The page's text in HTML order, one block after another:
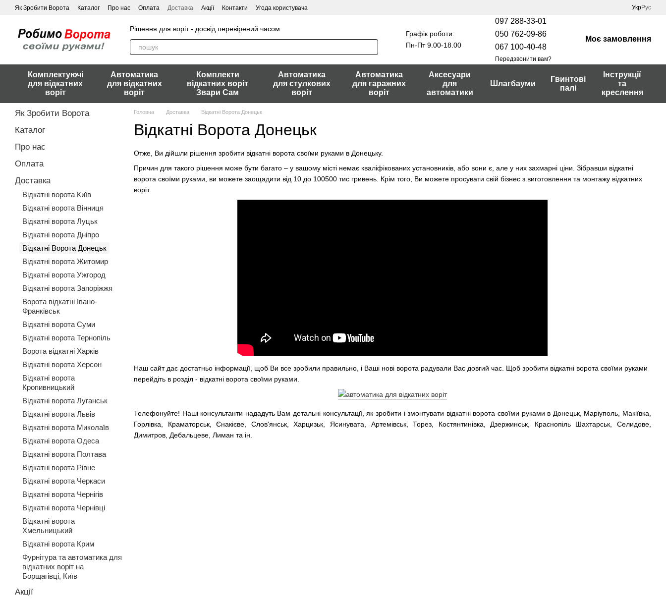
Перейти до основного контенту
Як Зробити Ворота Каталог Про нас Оплата Доставка Акції Контакти Угода користувача УкрРус
Рішення для воріт - досвід перевірений часом
Графік роботи:
Пн-Пт 9.00-18.00
097 288-33-01
050 762-09-86
067 100-40-48
Передзвонити вам?
Моє замовлення
Комплектуючі
для відкатних
воріт
Автоматика
для відкатних
воріт
Комплекти
відкатних воріт
Звари Сам
Автоматика
для стулкових
воріт
Автоматика
для гаражних
воріт
Аксесуари
для
автоматики
Шлагбауми
Гвинтові
палі
Інструкції
та
креслення
Головна Доставка Відкатні Ворота Донецьк
Відкатні Ворота Донецьк
Отже, Ви дійшли рішення зробити відкатні ворота своїми руками в Донецьку.
Причин для такого рішення може бути багато – у вашому місті немає кваліфікованих установників, або вони є, але у них захмарні ціни. Зібравши відкатні
ворота своїми руками, ви можете заощадити від 10 до 100500 тис гривень. Крім того, Ви можете просувати свій бізнес з виготовлення та монтажу відкатних
воріт.
Наш сайт дає достатньо інформації, щоб Ви все зробили правильно, і Ваші нові ворота радували Вас довгий час. Щоб зробити відкатні ворота своїми руками
перейдіть в розділ - відкатні ворота своїми руками.
Телефонуйте! Наші консультанти нададуть Вам детальні консультації, як зробити і змонтувати відкатні ворота своїми руками в Донецьк, Маріуполь, Макіївка,
Горлівка, Краматорськ, Єнакієве, Слов'янськ, Харцизьк, Ясинувата, Артемівськ, Торез, Костянтинівка, Дзержинськ, Краснопіль Шахтарськ, Селидове,
Димитров, Дебальцеве, Лиман та ін.
Як Зробити Ворота
Каталог
Про нас
Оплата
Доставка
Відкатні ворота Київ
Відкатні ворота Вінниця
Відкатні ворота Луцьк
Відкатні ворота Дніпро
Відкатні Ворота Донецьк
Відкатні ворота Житомир
Відкатні ворота Ужгород
Відкатні ворота Запоріжжя
Ворота відкатні Івано-
Франківськ
Відкатні ворота Суми
Відкатні ворота Тернопіль
Ворота відкатні Харків
Відкатні ворота Херсон
Відкатні ворота
Кропивницький
Відкатні ворота Луганськ
Відкатні ворота Львів
Відкатні ворота Миколаїв
Відкатні ворота Одеса
Відкатні ворота Полтава
Відкатні ворота Рівне
Відкатні ворота Черкаси
Відкатні ворота Чернігів
Відкатні ворота Чернівці
Відкатні ворота
Хмельницький
Відкатні ворота Крим
Фурнітура та автоматика для
відкатних воріт на
Борщагівці, Київ
Акції